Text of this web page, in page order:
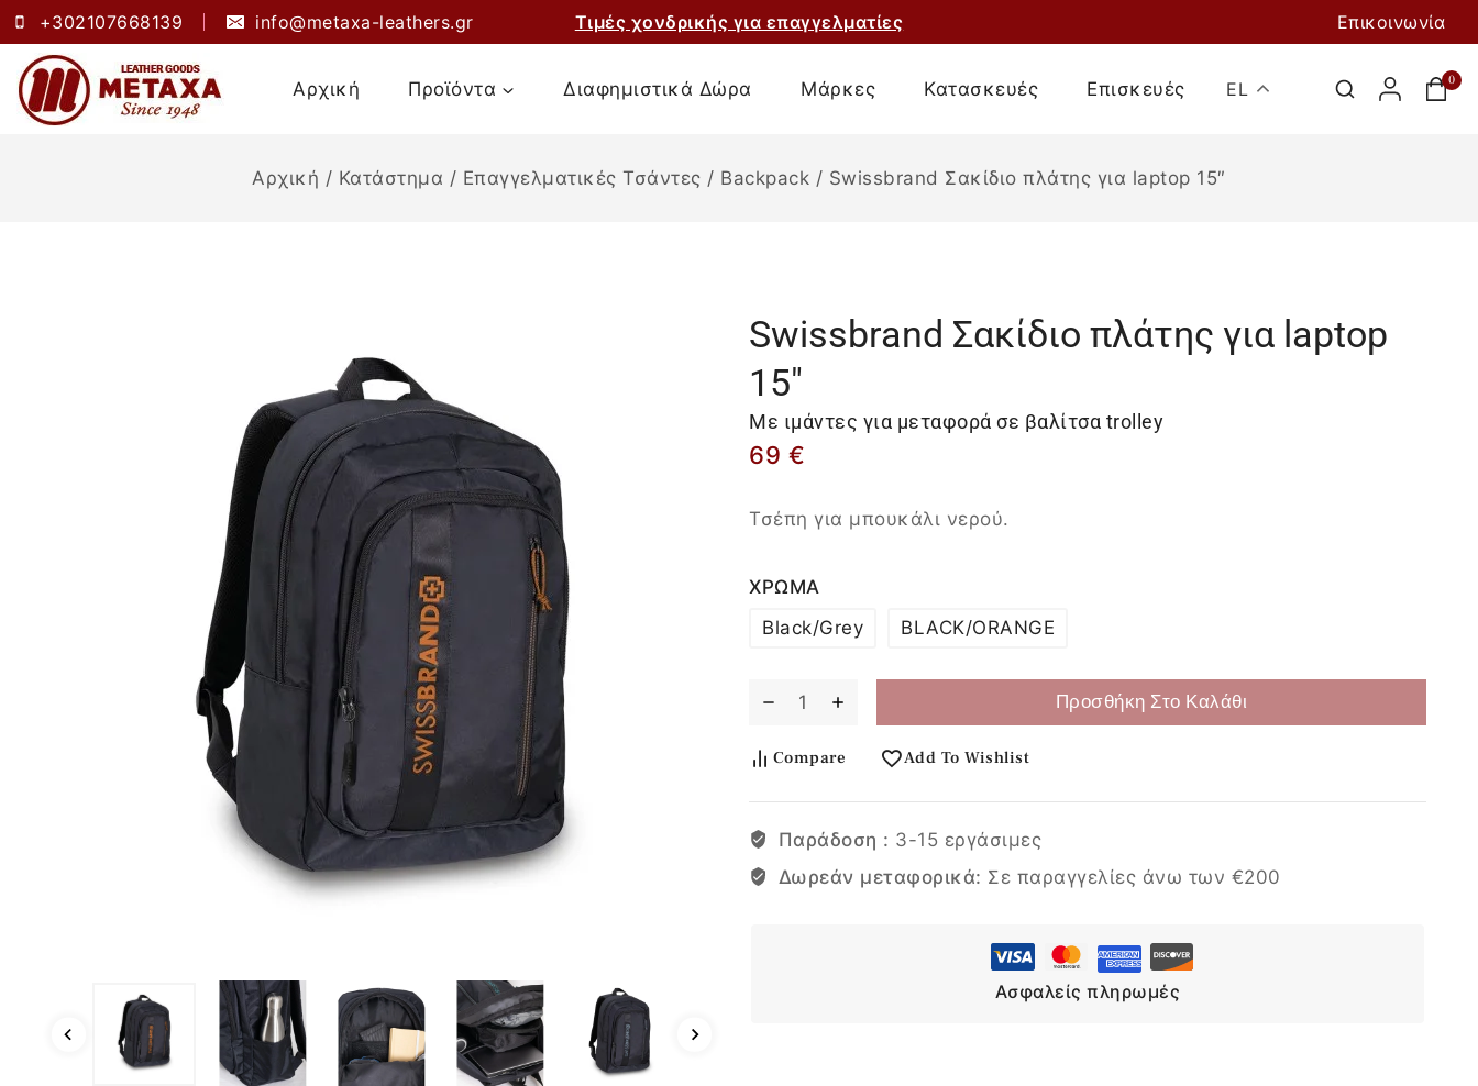
+302107668139 info@metaxa-leathers.gr Τιμές χονδρικής για επαγγελματίες Επικοινωνία
Αρχική Προϊόντα Διαφημιστικά Δώρα Μάρκες Κατασκευές Επισκευές EL 0
Αρχική / Κατάστημα / Επαγγελματικές Τσάντες / Backpack / Swissbrand Σακίδιο πλάτης για laptop 15″
Swissbrand Σακίδιο πλάτης για laptop
15″
Με ιμάντες για μεταφορά σε βαλίτσα trolley
69 €
Τσέπη για μπουκάλι νερού.
ΧΡΩΜΑ
Black/Grey
BLACK/ORANGE
Προσθήκη Στο Καλάθι
Compare Add To Wishlist
Παράδοση : 3-15 εργάσιμες
Δωρεάν μεταφορικά: Σε παραγγελίες άνω των €200
Ασφαλείς πληρωμές